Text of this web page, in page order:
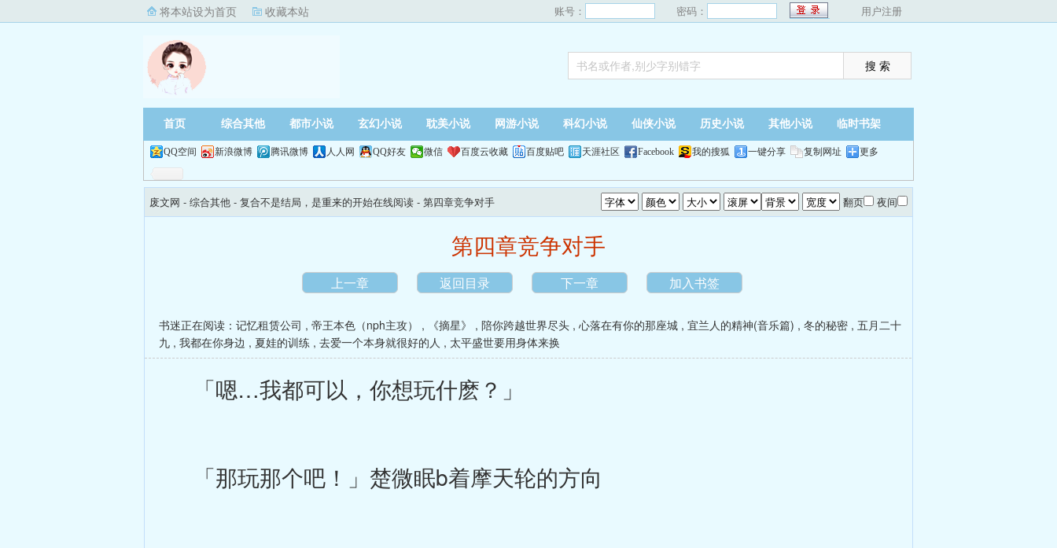
将本站设为首页 收藏本站 账号： 密码： 用户注册
首页 综合其他 都市小说 玄幻小说 耽美小说 网游小说 科幻小说 仙侠小说 历史小说 其他小说 临时书架
QQ空间 新浪微博 腾讯微博 人人网 QQ好友 微信 百度云收藏 百度贴吧 天涯社区 Facebook 我的搜狐 一键分享 复制网址 更多
废文网 - 综合其他 - 复合不是结局，是重来的开始在线阅读 - 第四章竞争对手 翻页 夜间
第四章竞争对手
上一章 返回目录 下一章 加入书签
书迷正在阅读： 记忆租赁公司 , 帝王本色（nph主攻） , 《摘星》 , 陪你跨越世界尽头 , 心落在有你的那座城 , 宜兰人的精神(音乐篇) , 冬的秘密 , 五月二十
九 , 我都在你身边 , 夏娃的训练 , 去爱一个本身就很好的人 , 太平盛世要用身体来换
「嗯…我都可以，你想玩什麽？」
「那玩那个吧！」楚微眠b着摩天轮的方向